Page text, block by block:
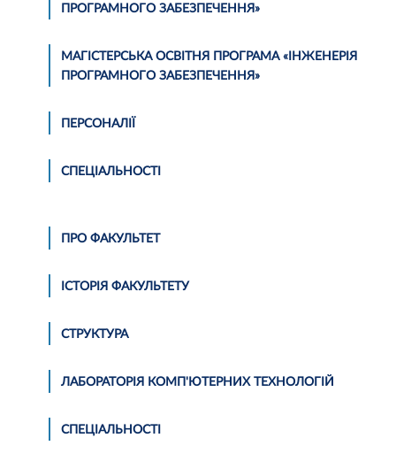
ПРОГРАМНОГО ЗАБЕЗПЕЧЕННЯ»
МАГІСТЕРСЬКА ОСВІТНЯ ПРОГРАМА «ІНЖЕНЕРІЯ
ПРОГРАМНОГО ЗАБЕЗПЕЧЕННЯ»
ПЕРСОНАЛІЇ
СПЕЦІАЛЬНОСТІ
ПРО ФАКУЛЬТЕТ
ІСТОРІЯ ФАКУЛЬТЕТУ
СТРУКТУРА
ЛАБОРАТОРІЯ КОМП'ЮТЕРНИХ ТЕХНОЛОГIЙ
СПЕЦІАЛЬНОСТІ